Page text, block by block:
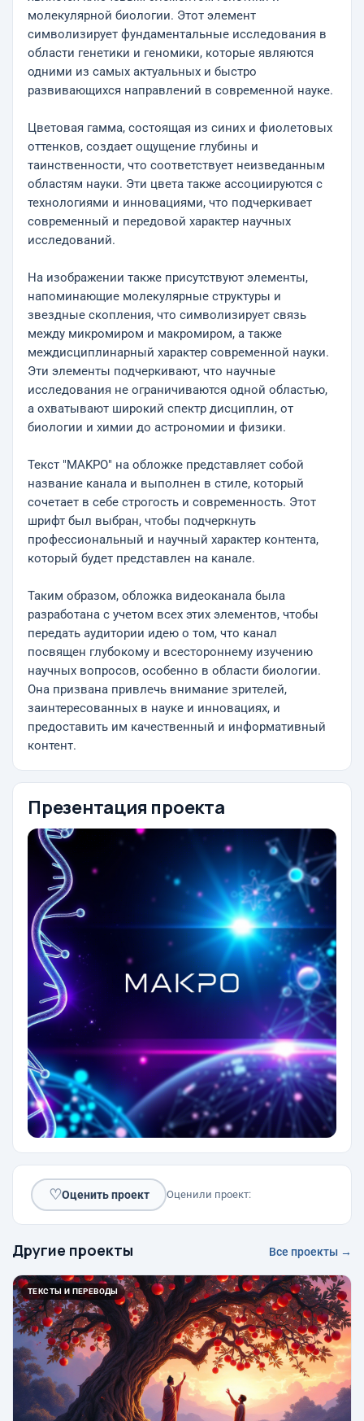
молекулярной биологии. Этот элемент
символизирует фундаментальные исследования в
области генетики и геномики, которые являются
одними из самых актуальных и быстро
развивающихся направлений в современной науке.
Цветовая гамма, состоящая из синих и фиолетовых
оттенков, создает ощущение глубины и
таинственности, что соответствует неизведанным
областям науки. Эти цвета также ассоциируются с
технологиями и инновациями, что подчеркивает
современный и передовой характер научных
исследований.
На изображении также присутствуют элементы,
напоминающие молекулярные структуры и
звездные скопления, что символизирует связь
между микромиром и макромиром, а также
междисциплинарный характер современной науки.
Эти элементы подчеркивают, что научные
исследования не ограничиваются одной областью,
а охватывают широкий спектр дисциплин, от
биологии и химии до астрономии и физики.
Текст "MAKPO" на обложке представляет собой
название канала и выполнен в стиле, который
сочетает в себе строгость и современность. Этот
шрифт был выбран, чтобы подчеркнуть
профессиональный и научный характер контента,
который будет представлен на канале.
Таким образом, обложка видеоканала была
разработана с учетом всех этих элементов, чтобы
передать аудитории идею о том, что канал
посвящен глубокому и всестороннему изучению
научных вопросов, особенно в области биологии.
Она призвана привлечь внимание зрителей,
заинтересованных в науке и инновациях, и
предоставить им качественный и информативный
контент.
Презентация проекта
♡Оценить проект Оценили проект:
Другие проекты Все проекты →
ТЕКСТЫ И ПЕРЕВОДЫ